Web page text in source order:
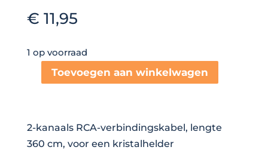
€ 11,95
1 op voorraad
Recoil
RCA
Cinch
Toevoegen aan winkelwagen
2-kanaals RCA-verbindingskabel, lengte
360 cm, voor een kristalhelder